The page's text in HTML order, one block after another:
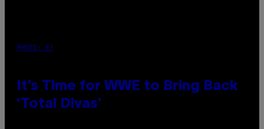
PHOTO: E!
It’s Time for WWE to Bring Back
‘Total Divas’